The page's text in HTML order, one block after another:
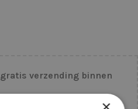
gratis verzending binnen